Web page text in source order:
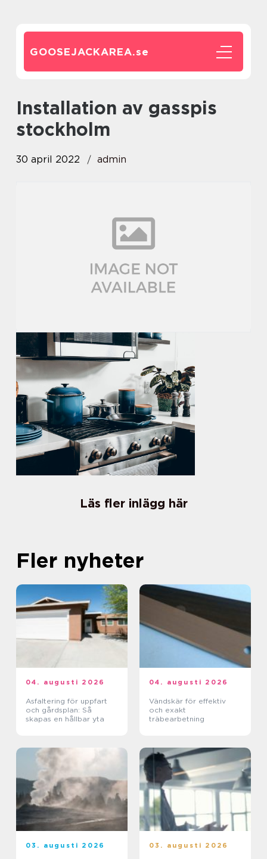
GOOSEJACKAREA.se
installation av gasspis
stockholm
30 april 2022 admin
Läs fler inlägg här
Fler nyheter
04. augusti 2026
Asfaltering för uppfart
och gårdsplan: Så
skapas en hållbar yta
04. augusti 2026
Vändskär för effektiv
och exakt
träbearbetning
03. augusti 2026 03. augusti 2026